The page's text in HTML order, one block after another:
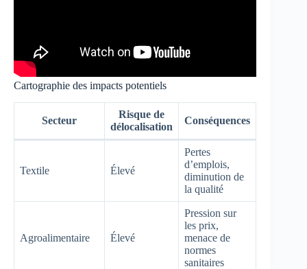
Cartographie des impacts potentiels
Secteur
Risque de
délocalisation
Conséquences
Textile Élevé
Pertes
d’emplois,
diminution de
la qualité
Agroalimentaire Élevé
Pression sur
les prix,
menace de
normes
sanitaires